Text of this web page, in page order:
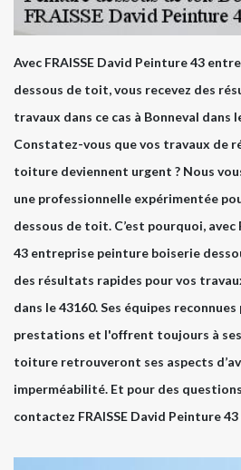
Avec FRAISSE David Peinture 43
dessous de toit, vous recevez des
travaux dans ce cas à Bonneval dans
Constatez-vous que vos travaux de
toiture deviennent urgent ? Nous
une professionnelle expérimentée
dessous de toit. C’est pourquoi, avec
43 entreprise peinture boiserie
des résultats rapides pour vos
dans le 43160. Ses équipes
prestations et l'offrent toujours à
toiture retrouveront ses aspects
imperméabilité. Et pour des
contactez FRAISSE David Peinture